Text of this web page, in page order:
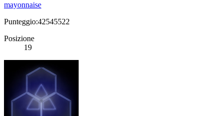
mayonnaise
Punteggio:42545522
Posizione
19